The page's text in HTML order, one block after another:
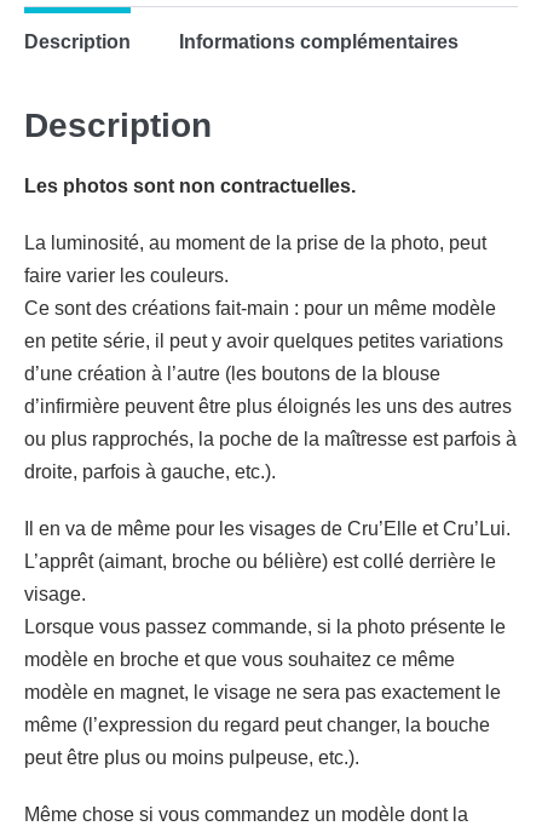
Description Informations complémentaires
Description
Les photos sont non contractuelles.
La luminosité, au moment de la prise de la photo, peut
faire varier les couleurs.
Ce sont des créations fait-main : pour un même modèle
en petite série, il peut y avoir quelques petites variations
d’une création à l’autre (les boutons de la blouse
d’infirmière peuvent être plus éloignés les uns des autres
ou plus rapprochés, la poche de la maîtresse est parfois à
droite, parfois à gauche, etc.).
Il en va de même pour les visages de Cru’Elle et Cru’Lui.
L’apprêt (aimant, broche ou bélière) est collé derrière le
visage.
Lorsque vous passez commande, si la photo présente le
modèle en broche et que vous souhaitez ce même
modèle en magnet, le visage ne sera pas exactement le
même (l’expression du regard peut changer, la bouche
peut être plus ou moins pulpeuse, etc.).
Même chose si vous commandez un modèle dont la